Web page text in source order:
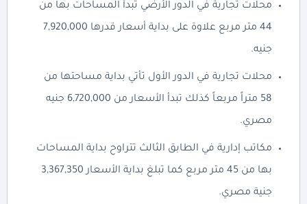
محلات تجارية في الدور الأرضي تبدأ المساحات بها من
44 متر مربع علاوة على بداية أسعار قدرها 7,920,000
جنيه.
محلات تجارية في الدور الأول تأتي بداية مساحتها من
58 متراً مربعاً كذلك تبدأ الأسعار من 6,720,000 جنيه
مصري.
مكاتب إدارية في الطابق الثالث تتراوح بداية المساحات
بها من 45 متر مربع كما تبلغ بداية الأسعار 3,367,350
جنية مصري.